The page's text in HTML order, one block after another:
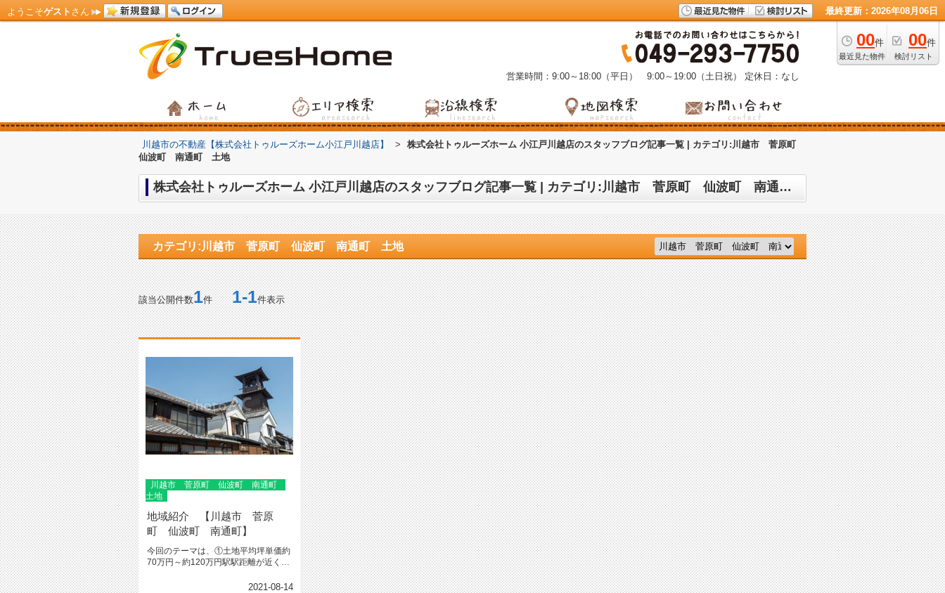
ようこそゲスト さん 最終更新：2026年08月06日
00件
最近見た物件
00件
検討リスト
営業時間：9:00～18:00（平日） 9:00～19:00（土日祝） 定休日：なし
川越市の不動産【株式会社トゥルーズホーム小江戸川越店】 >
株式会社トゥルーズホーム 小江戸川越店のスタッフブログ記事一覧 | カテゴリ:川越市 菅原町
仙波町 南通町 土地
株式会社トゥルーズホーム 小江戸川越店のスタッフブログ記事一覧 | カテゴリ:川越市 菅原町 仙波町 南通町 土地
カテゴリ:川越市 菅原町 仙波町 南通町 土地
該当公開件数1件1-1件表示
川越市 菅原町 仙波町 南通町
土地
地域紹介 【川越市 菅原
町 仙波町 南通町】
今回のテーマは、①土地平均坪単価約
70万円～約120万円駅駅距離が近く想
2021-08-14